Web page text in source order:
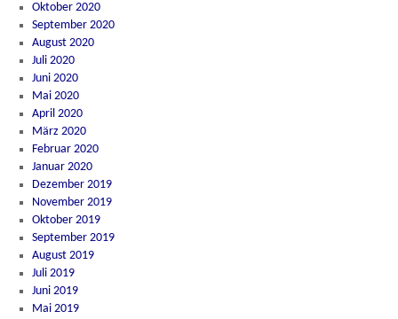
Oktober 2020
September 2020
August 2020
Juli 2020
Juni 2020
Mai 2020
April 2020
März 2020
Februar 2020
Januar 2020
Dezember 2019
November 2019
Oktober 2019
September 2019
August 2019
Juli 2019
Juni 2019
Mai 2019